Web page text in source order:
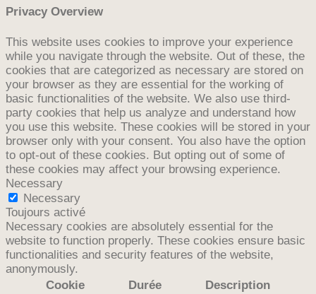
Privacy Overview
This website uses cookies to improve your experience
while you navigate through the website. Out of these, the
cookies that are categorized as necessary are stored on
your browser as they are essential for the working of
basic functionalities of the website. We also use third-
party cookies that help us analyze and understand how
you use this website. These cookies will be stored in your
browser only with your consent. You also have the option
to opt-out of these cookies. But opting out of some of
these cookies may affect your browsing experience.
Necessary
Necessary
Toujours activé
Necessary cookies are absolutely essential for the
website to function properly. These cookies ensure basic
functionalities and security features of the website,
anonymously.
Cookie
Durée Description